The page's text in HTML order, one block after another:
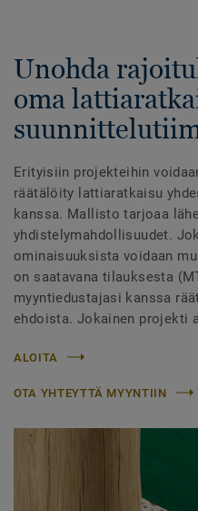
Unohda
oma
Erityisiin projekteihin
räätälöity lattiaratkaisu
kanssa. Mallisto tarjoaa
yhdistelymahdollisuudet.
ominaisuuksista voidaan
on saatavana tilauksesta
myyntiedustajasi kanssa
ehdoista. Jokainen projekti
ALOITA
OTA YHTEYTTÄ MYYNTIIN